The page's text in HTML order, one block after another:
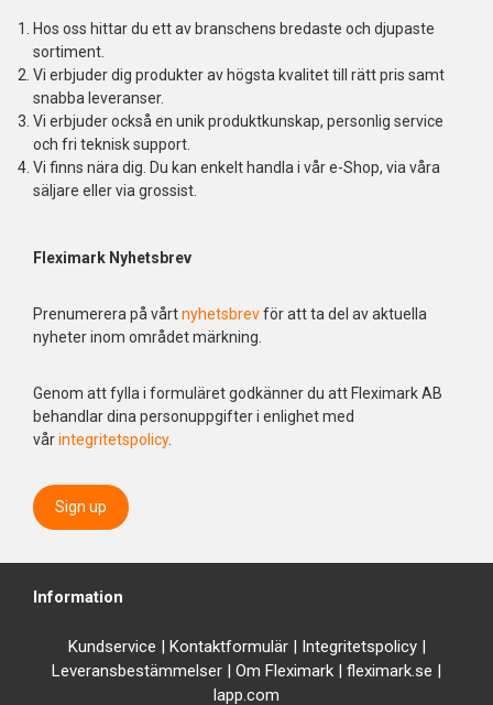
Hos oss hittar du ett av branschens bredaste och djupaste
sortiment.
Vi erbjuder dig produkter av högsta kvalitet till rätt pris samt
snabba leveranser.
Vi erbjuder också en unik produktkunskap, personlig service
och fri teknisk support.
Vi finns nära dig. Du kan enkelt handla i vår e-Shop, via våra
säljare eller via grossist.
Fleximark Nyhetsbrev
Prenumerera på vårtnyhetsbrevför att ta del av aktuella
nyheter inom området märkning.
Genom att fylla i formuläret godkänner du att Fleximark AB
behandlar dina personuppgifter i enlighet med
vårintegritetspolicy.
Sign up
Information
Kundservice | Kontaktformulär| Integritetspolicy|
Leveransbestämmelser | Om Fleximark | fleximark.se |
lapp.com